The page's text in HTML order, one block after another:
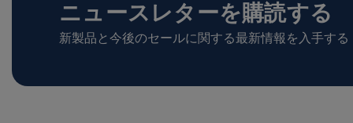
ニュースレターを購読する
新製品と今後のセールに関する最新情報を入手する